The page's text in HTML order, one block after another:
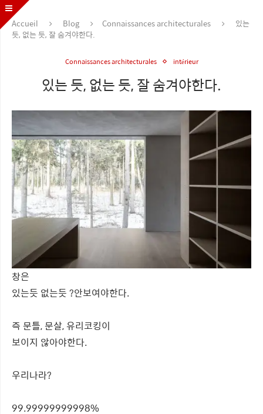
Accueil Blog Connaissances architecturales
있는
듯, 없는 듯, 잘 숨겨야한다.
Connaissances architecturales intérieur
있는 듯, 없는 듯, 잘 숨겨야한다.
창은
있는듯 없는듯 ?안보여야한다.
즉 문틀, 문살, 유리코킹이
보이지 않아야한다.
우리나라?
99.99999999998%